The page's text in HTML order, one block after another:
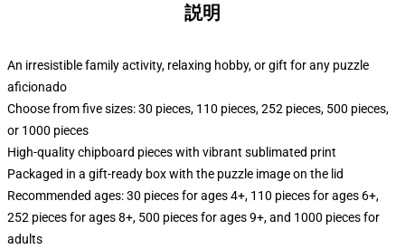
説明
An irresistible family activity, relaxing hobby, or gift for any puzzle
aficionado
Choose from five sizes: 30 pieces, 110 pieces, 252 pieces, 500 pieces,
or 1000 pieces
High-quality chipboard pieces with vibrant sublimated print
Packaged in a gift-ready box with the puzzle image on the lid
Recommended ages: 30 pieces for ages 4+, 110 pieces for ages 6+,
252 pieces for ages 8+, 500 pieces for ages 9+, and 1000 pieces for
adults